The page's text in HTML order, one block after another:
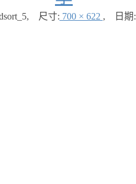
, 尺寸: 700 × 622 , 日期: